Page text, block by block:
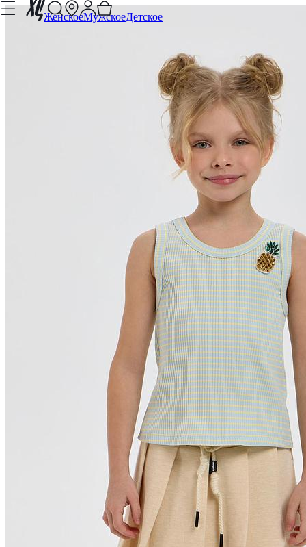
ЖенскоеМужскоеДетское